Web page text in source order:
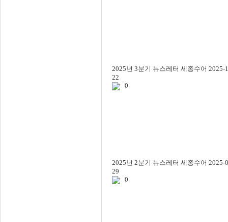
2025년 3분기 뉴스레터 세종수어 2025-
22
0
2025년 2분기 뉴스레터 세종수어 2025-
29
0